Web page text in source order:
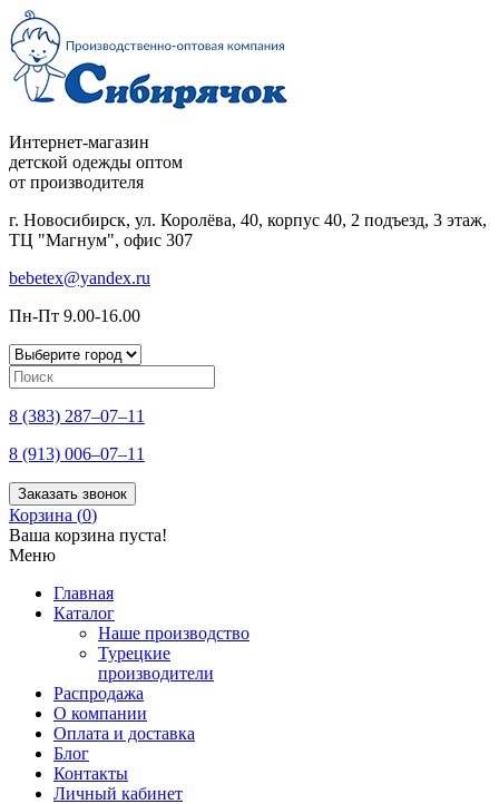
Интернет-магазин
детской одежды оптом
от производителя
г. Новосибирск, ул. Королёва, 40, корпус 40, 2 подъезд, 3 этаж,
ТЦ "Магнум", офис 307
bebetex@yandex.ru
Пн-Пт 9.00-16.00
8 (383) 287–07–11
8 (913) 006–07–11
Заказать звонок
Корзина (0)
Ваша корзина пуста!
Меню
Главная
Каталог
Наше производство
Турецкие
производители
Распродажа
О компании
Оплата и доставка
Блог
Контакты
Личный кабинет